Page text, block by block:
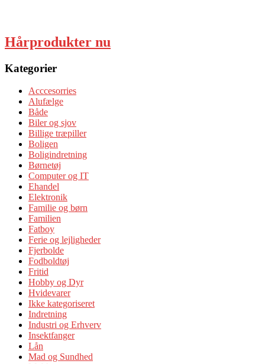
Hårprodukter nu
Kategorier
Acccesorries
Alufælge
Både
Biler og sjov
Billige træpiller
Boligen
Boligindretning
Børnetøj
Computer og IT
Ehandel
Elektronik
Familie og børn
Familien
Fatboy
Ferie og lejligheder
Fjerbolde
Fodboldtøj
Fritid
Hobby og Dyr
Hvidevarer
Ikke kategoriseret
Indretning
Industri og Erhverv
Insektfanger
Lån
Mad og Sundhed